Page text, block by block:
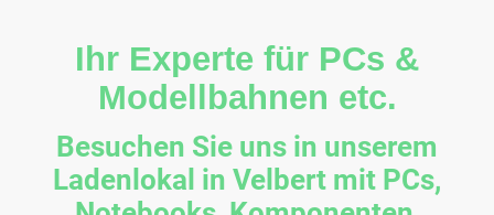
Ihr Experte für PCs &
Modellbahnen etc.
Besuchen Sie uns in unserem
Ladenlokal in Velbert mit PCs,